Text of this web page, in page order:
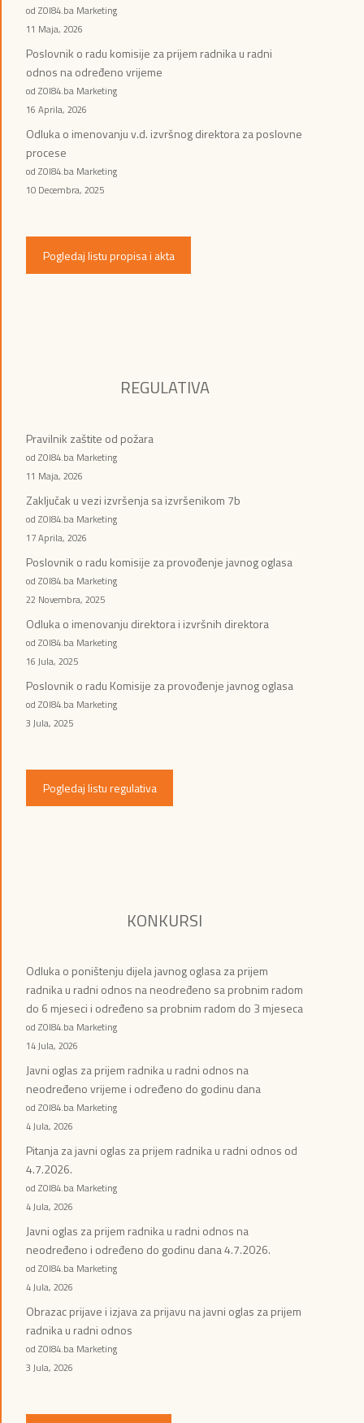
od ZOI84.ba Marketing
11 Maja, 2026
Poslovnik o radu komisije za prijem radnika u radni
odnos na određeno vrijeme
od ZOI84.ba Marketing
16 Aprila, 2026
Odluka o imenovanju v.d. izvršnog direktora za poslovne
procese
od ZOI84.ba Marketing
10 Decembra, 2025
Pogledaj listu propisa i akta
REGULATIVA
Pravilnik zaštite od požara
od ZOI84.ba Marketing
11 Maja, 2026
Zaključak u vezi izvršenja sa izvršenikom 7b
od ZOI84.ba Marketing
17 Aprila, 2026
Poslovnik o radu komisije za provođenje javnog oglasa
od ZOI84.ba Marketing
22 Novembra, 2025
Odluka o imenovanju direktora i izvršnih direktora
od ZOI84.ba Marketing
16 Jula, 2025
Poslovnik o radu Komisije za provođenje javnog oglasa
od ZOI84.ba Marketing
3 Jula, 2025
Pogledaj listu regulativa
KONKURSI
Odluka o poništenju dijela javnog oglasa za prijem
radnika u radni odnos na neodređeno sa probnim radom
do 6 mjeseci i određeno sa probnim radom do 3 mjeseca
od ZOI84.ba Marketing
14 Jula, 2026
Javni oglas za prijem radnika u radni odnos na
neodređeno vrijeme i određeno do godinu dana
od ZOI84.ba Marketing
4 Jula, 2026
Pitanja za javni oglas za prijem radnika u radni odnos od
4.7.2026.
od ZOI84.ba Marketing
4 Jula, 2026
Javni oglas za prijem radnika u radni odnos na
neodređeno i određeno do godinu dana 4.7.2026.
od ZOI84.ba Marketing
4 Jula, 2026
Obrazac prijave i izjava za prijavu na javni oglas za prijem
radnika u radni odnos
od ZOI84.ba Marketing
3 Jula, 2026